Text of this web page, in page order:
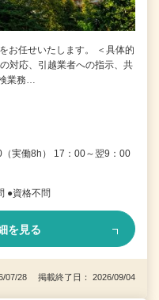
お任せいたします。 ＜具体的
対応、引越業者への指示、共
業務…
実働8h） 17：00～翌9：00
●資格不問
を見る
07/28 掲載終了日： 2026/09/04